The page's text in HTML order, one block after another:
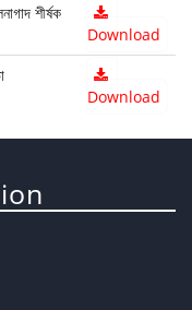
শীর্ষক
Download
Download